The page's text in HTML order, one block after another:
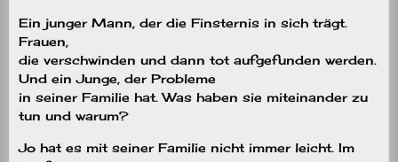
Ein junger Mann, der die Finsternis in sich trägt.
Frauen,
die verschwinden und dann tot aufgefunden werden.
Und ein Junge, der Probleme
in seiner Familie hat. Was haben sie miteinander zu
tun und warum?
Jo hat es mit seiner Familie nicht immer leicht. Im